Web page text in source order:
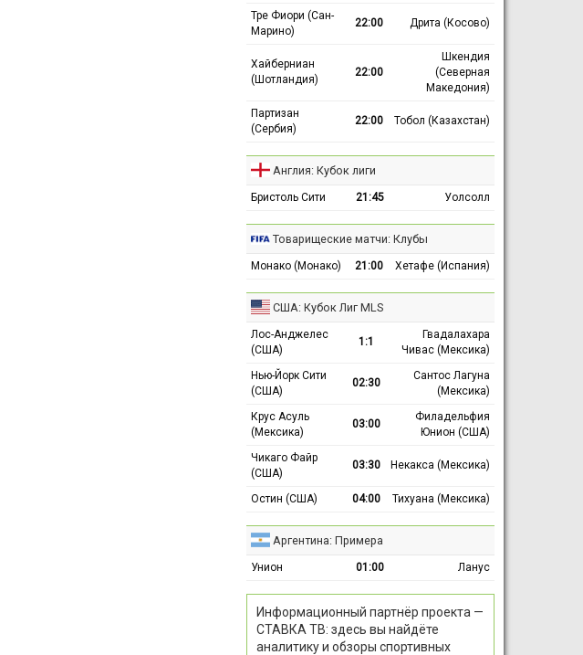
Тре Фиори (Сан-
Марино)
22:00 Дрита (Косово)
Хайберниан
(Шотландия)
22:00
Шкендия
(Северная
Македония)
Партизан
(Сербия)
22:00 Тобол (Казахстан)
Англия: Кубок лиги
Бристоль Сити 21:45 Уолсолл
Товарищеские матчи: Клубы
Монако (Монако) 21:00 Хетафе (Испания)
США: Кубок Лиг MLS
Лос-Анджелес
(США)
1:1
Гвадалахара
Чивас (Мексика)
Нью-Йорк Сити
(США)
02:30
Сантос Лагуна
(Мексика)
Крус Асуль
(Мексика)
03:00
Филадельфия
Юнион (США)
Чикаго Файр
(США)
03:30 Некакса (Мексика)
Остин (США) 04:00 Тихуана (Мексика)
Аргентина: Примера
Унион 01:00 Ланус
Информационный партнёр проекта —
СТАВКА ТВ: здесь вы найдёте
аналитику и обзоры спортивных